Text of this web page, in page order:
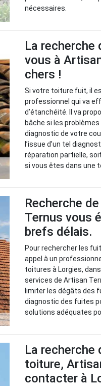
nécessaires.
La recherche
vous à
chers !
Si votre toiture fuit, il
professionnel qui va
d’étanchéité. Il va
bâche si les
diagnostic de votre
l’issue d’un tel
réparation partielle,
si vous êtes dans une
Recherche
Ternus vous
brefs délais.
Pour rechercher les
appel à un
toitures à Lorgies,
services de Artisan
limiter les dégâts des
diagnostic des fuites
solutions adéquates
La recherche
toiture,
contacter à